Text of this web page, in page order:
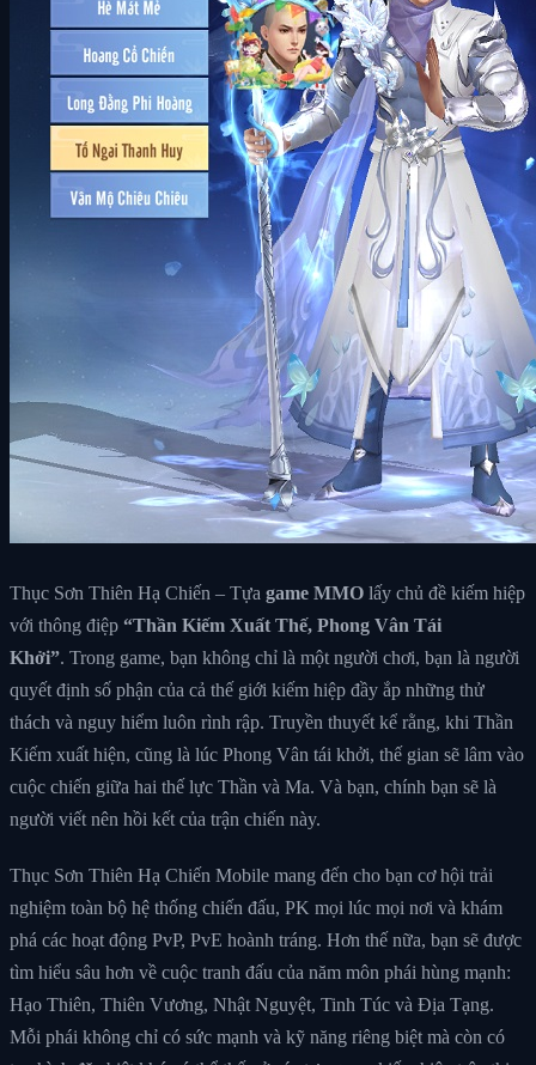
Thục Sơn Thiên Hạ Chiến – Tựa game MMO lấy chủ đề kiếm hiệp
với thông điệp “Thần Kiếm Xuất Thế, Phong Vân Tái
Khởi”. Trong game, bạn không chỉ là một người chơi, bạn là người
quyết định số phận của cả thế giới kiếm hiệp đầy ắp những thử
thách và nguy hiểm luôn rình rập. Truyền thuyết kể rằng, khi Thần
Kiếm xuất hiện, cũng là lúc Phong Vân tái khởi, thế gian sẽ lâm vào
cuộc chiến giữa hai thế lực Thần và Ma. Và bạn, chính bạn sẽ là
người viết nên hồi kết của trận chiến này.
Thục Sơn Thiên Hạ Chiến Mobile mang đến cho bạn cơ hội trải
nghiệm toàn bộ hệ thống chiến đấu, PK mọi lúc mọi nơi và khám
phá các hoạt động PvP, PvE hoành tráng. Hơn thế nữa, bạn sẽ được
tìm hiểu sâu hơn về cuộc tranh đấu của năm môn phái hùng mạnh:
Hạo Thiên, Thiên Vương, Nhật Nguyệt, Tinh Túc và Địa Tạng.
Mỗi phái không chỉ có sức mạnh và kỹ năng riêng biệt mà còn có